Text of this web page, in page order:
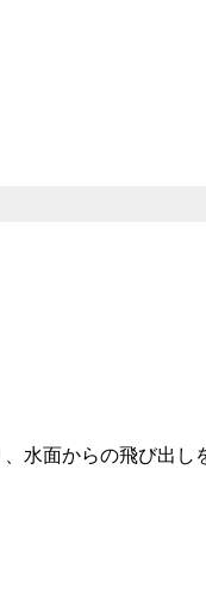
水面からの飛び出し